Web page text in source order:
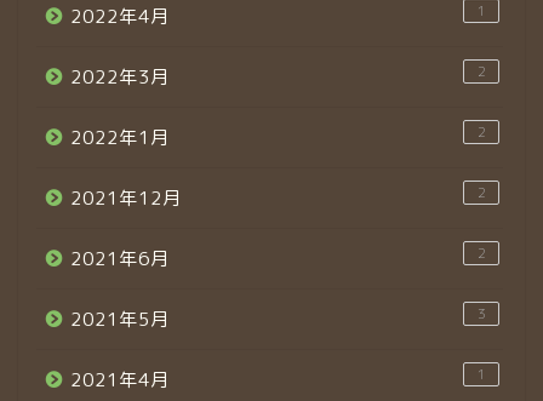
2022年4月 1
2022年3月 2
2022年1月 2
2021年12月 2
2021年6月 2
2021年5月 3
2021年4月 1